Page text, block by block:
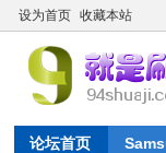
设为首页 收藏本站
论坛首页